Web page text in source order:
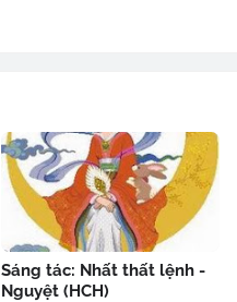
Sáng tác: Nhất thất lệnh -
Nguyệt (HCH)